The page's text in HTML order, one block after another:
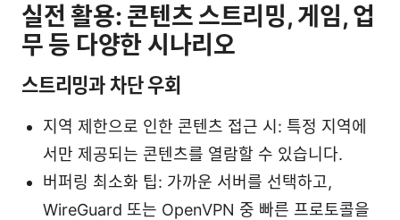
실전 활용: 콘텐츠 스트리밍, 게임, 업
무 등 다양한 시나리오
스트리밍과 차단 우회
지역 제한으로 인한 콘텐츠 접근 시: 특정 지역에
서만 제공되는 콘텐츠를 열람할 수 있습니다.
버퍼링 최소화 팁: 가까운 서버를 선택하고,
WireGuard 또는 OpenVPN 중 빠른 프로토콜을